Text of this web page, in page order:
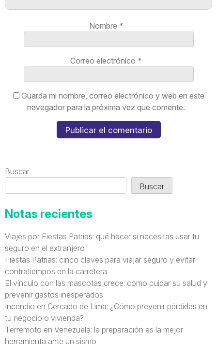
Nombre *
Correo electrónico *
Guarda mi nombre, correo electrónico y web en este
navegador para la próxima vez que comente.
Buscar
Buscar
Notas recientes
Viajes por Fiestas Patrias: qué hacer si necesitas usar tu
seguro en el extranjero
Fiestas Patrias: cinco claves para viajar seguro y evitar
contratiempos en la carretera
El vínculo con las mascotas crece: cómo cuidar su salud y
prevenir gastos inesperados
Incendio en Cercado de Lima: ¿Cómo prevenir pérdidas en
tu negocio o vivienda?
Terremoto en Venezuela: la preparación es la mejor
herramienta ante un sismo